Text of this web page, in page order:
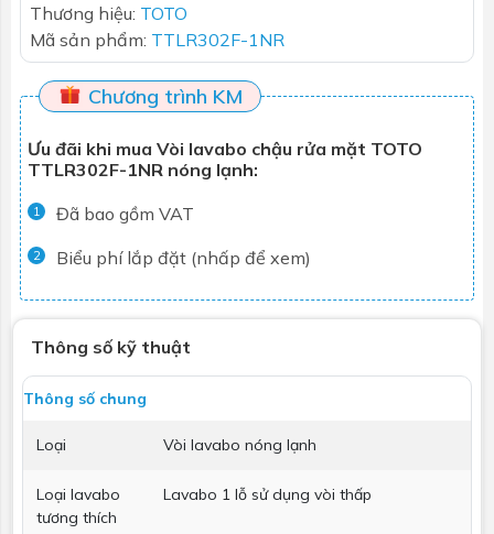
Thương hiệu: TOTO
Mã sản phẩm: TTLR302F-1NR
Chương trình KM
Ưu đãi khi mua Vòi lavabo chậu rửa mặt TOTO
TTLR302F-1NR nóng lạnh:
1 Đã bao gồm VAT
2 Biểu phí lắp đặt (nhấp để xem)
Thông số kỹ thuật
Thông số chung
Loại Vòi lavabo nóng lạnh
Loại lavabo
tương thích
Lavabo 1 lỗ sử dụng vòi thấp